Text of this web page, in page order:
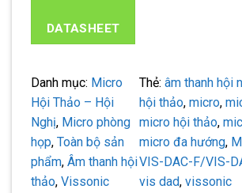
DATASHEET
Danh mục: Micro
Hội Thảo – Hội
Nghị, Micro phòng
họp, Toàn bộ sản
phẩm, Âm thanh hội
thảo, Vissonic
Thẻ: âm thanh hội
hội thảo, micro,
micro hội thảo,
micro đa hướng,
VIS-DAC-F/VIS-
vis dad, vissonic